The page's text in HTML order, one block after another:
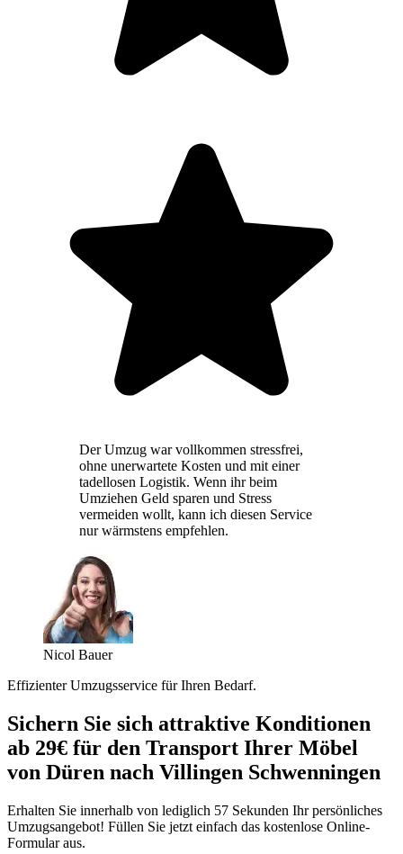
Der Umzug war vollkommen stressfrei,
ohne unerwartete Kosten und mit einer
tadellosen Logistik. Wenn ihr beim
Umziehen Geld sparen und Stress
vermeiden wollt, kann ich diesen Service
nur wärmstens empfehlen.
Nicol Bauer
Effizienter Umzugsservice für Ihren Bedarf.
Sichern Sie sich attraktive Konditionen
ab 29€ für den Transport Ihrer Möbel
von Düren nach Villingen Schwenningen⁠
Erhalten Sie innerhalb von lediglich 57 Sekunden Ihr persönliches
Umzugsangebot! Füllen Sie jetzt einfach das kostenlose Online-
Formular aus.